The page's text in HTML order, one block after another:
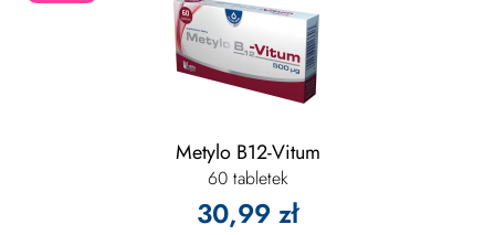
Metylo B12-Vitum
60 tabletek
30,99 zł